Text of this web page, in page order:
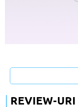
REVIEW-URI